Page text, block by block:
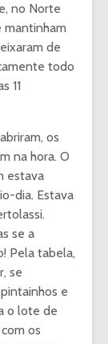
no Norte
mantinham
de
todo
11
os
na hora. O
estava
dia. Estava
se a
Pela tabela,
se
e
o lote de
os